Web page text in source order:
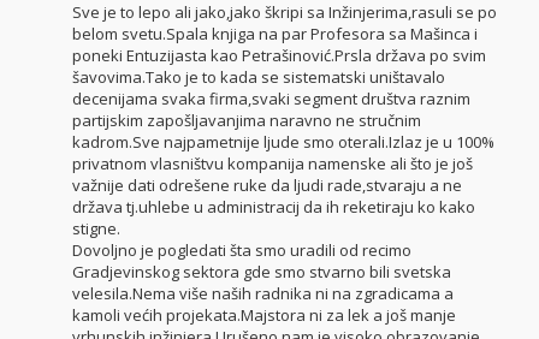
Sve je to lepo ali jako,jako škripi sa Inžinjerima,rasuli se po
belom svetu.Spala knjiga na par Profesora sa Mašinca i
poneki Entuzijasta kao Petrašinović.Prsla država po svim
šavovima.Tako je to kada se sistematski uništavalo
decenijama svaka firma,svaki segment društva raznim
partijskim zapošljavanjima naravno ne stručnim
kadrom.Sve najpametnije ljude smo oterali.Izlaz je u 100%
privatnom vlasništvu kompanija namenske ali što je još
važnije dati odrešene ruke da ljudi rade,stvaraju a ne
država tj.uhlebe u administracij da ih reketiraju ko kako
stigne.
Dovoljno je pogledati šta smo uradili od recimo
Gradjevinskog sektora gde smo stvarno bili svetska
velesila.Nema više naših radnika ni na zgradicama a
kamoli većih projekata.Majstora ni za lek a još manje